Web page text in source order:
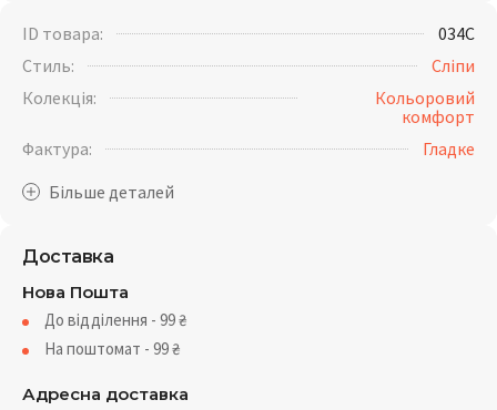
ID товара:
034C
Стиль:
Сліпи
Колекція:
Кольоровий
комфорт
Фактура:
Гладке
Доставка
Нова Пошта
До відділення - 99₴
На поштомат - 99₴
Адресна доставка